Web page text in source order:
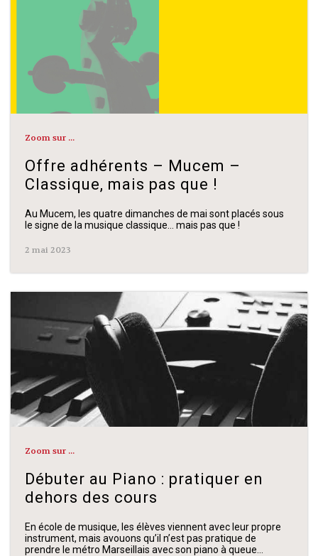
Zoom sur ...
Offre adhérents – Mucem –
Classique, mais pas que !
Au Mucem, les quatre dimanches de mai sont placés sous
le signe de la musique classique… mais pas que !
2 mai 2023
Zoom sur ...
Débuter au Piano : pratiquer en
dehors des cours
En école de musique, les élèves viennent avec leur propre
instrument, mais avouons qu’il n’est pas pratique de
prendre le métro Marseillais avec son piano à queue…